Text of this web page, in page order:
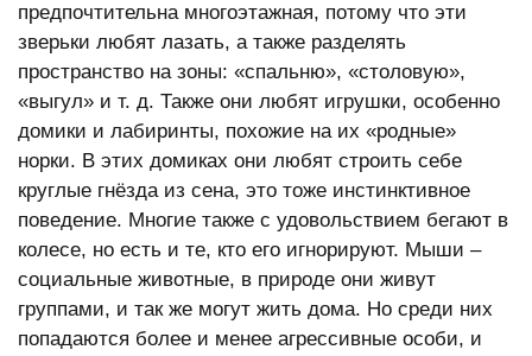
предпочтительна многоэтажная, потому что эти
зверьки любят лазать, а также разделять
пространство на зоны: «спальню», «столовую»,
«выгул» и т. д. Также они любят игрушки, особенно
домики и лабиринты, похожие на их «родные»
норки. В этих домиках они любят строить себе
круглые гнёзда из сена, это тоже инстинктивное
поведение. Многие также с удовольствием бегают в
колесе, но есть и те, кто его игнорируют. Мыши –
социальные животные, в природе они живут
группами, и так же могут жить дома. Но среди них
попадаются более и менее агрессивные особи, и